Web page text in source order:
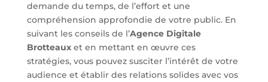
demande du temps, de l’effort et une
compréhension approfondie de votre public. En
suivant les conseils de l’Agence Digitale
Brotteauxet en mettant en œuvre ces
stratégies, vous pouvez susciter l’intérêt de votre
audience et établir des relations solides avec vos